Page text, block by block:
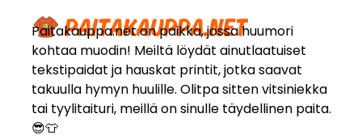
Paitakauppa.net on paikka, jossa huumori
kohtaa muodin! Meiltä löydät ainutlaatuiset
tekstipaidat ja hauskat printit, jotka saavat
takuulla hymyn huulille. Olitpa sitten vitsiniekka
tai tyylitaituri, meillä on sinulle täydellinen paita.
😎👕